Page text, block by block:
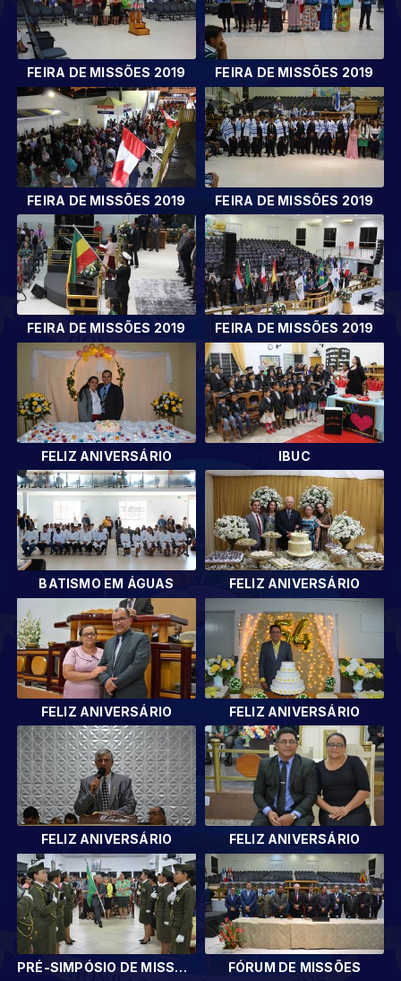
FEIRA DE MISSÕES 2019 FEIRA DE MISSÕES 2019
FEIRA DE MISSÕES 2019 FEIRA DE MISSÕES 2019
FEIRA DE MISSÕES 2019 FEIRA DE MISSÕES 2019
FELIZ ANIVERSÁRIO IBUC
BATISMO EM ÁGUAS FELIZ ANIVERSÁRIO
FELIZ ANIVERSÁRIO FELIZ ANIVERSÁRIO
FELIZ ANIVERSÁRIO FELIZ ANIVERSÁRIO
PRÉ-SIMPÓSIO DE MISSÕES FÓRUM DE MISSÕES